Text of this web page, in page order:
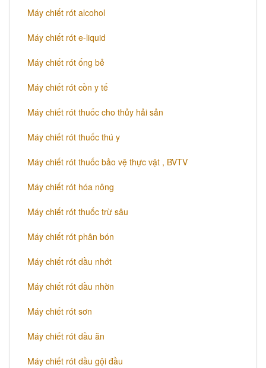
Máy chiết rót alcohol
Máy chiết rót e-liquid
Máy chiết rót ống bẻ
Máy chiết rót cồn y tế
Máy chiết rót thuốc cho thủy hải sản
Máy chiết rót thuốc thú y
Máy chiết rót thuốc bảo vệ thực vật , BVTV
Máy chiết rót hóa nông
Máy chiết rót thuốc trừ sâu
Máy chiết rót phân bón
Máy chiết rót dầu nhớt
Máy chiết rót dầu nhờn
Máy chiết rót sơn
Máy chiết rót dầu ăn
Máy chiết rót dầu gội đầu